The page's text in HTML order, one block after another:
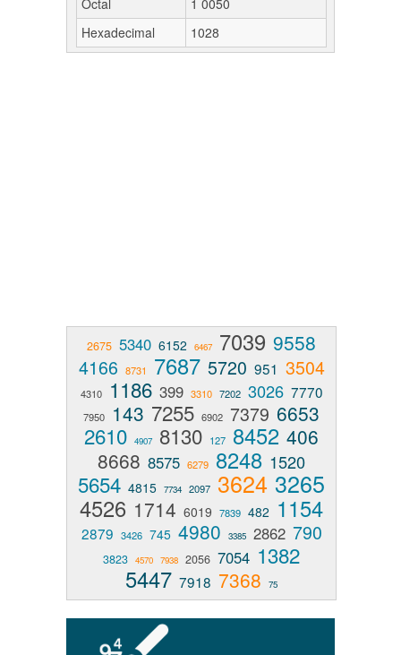
Octal
1 0050
Hexadecimal
1028
2675 5340 6152 6467 7039 9558
4166 8731 7687 5720 951 3504
4310 1186 399 3310 7202 3026 7770
7950 143 7255 6902 7379 6653
2610 4907 8130 127 8452 406
8668 8575 6279 8248 1520
5654 4815 7734 2097 3624 3265
4526 1714 6019 7839 482 1154
2879 3426 745 4980 3385 2862 790
3823 4570 7938 2056 7054 1382
5447 7918 7368 75